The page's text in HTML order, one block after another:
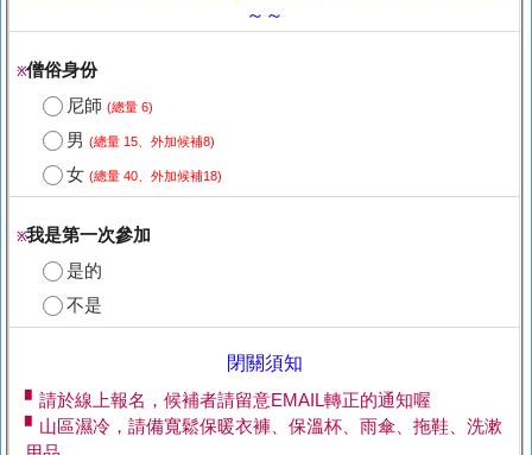
～～
※僧俗身份
尼師 (總量 6)
男 (總量 15、外加候補8)
女 (總量 40、外加候補18)
※我是第一次參加
是的
不是
閉關須知
▘請於線上報名，候補者請留意EMAIL轉正的通知喔
▘山區濕冷，請備寬鬆保暖衣褲、保溫杯、雨傘、拖鞋、洗漱